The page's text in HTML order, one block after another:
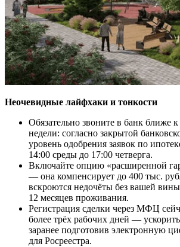
Неочевидные лайфхаки и тонкости
Обязательно звоните в банк ближе
недели: согласно закрытой
уровень одобрения заявок по
14:00 среды до 17:00 четверга.
Включайте опцию «расширенной
— она компенсирует до 400 тыс.
вскроются недочёты без вашей
12 месяцев проживания.
Регистрация сделки через МФЦ
более трёх рабочих дней —
заранее подготовив электронную
для Росреестра.